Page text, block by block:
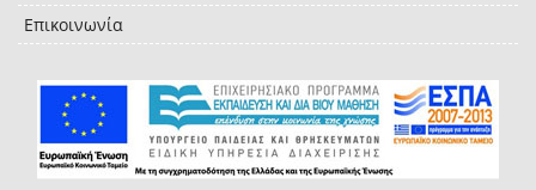
Επικοινωνία